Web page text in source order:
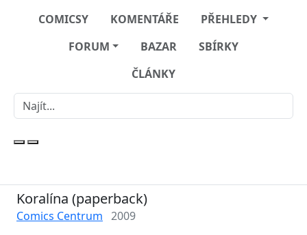
COMICSY KOMENTÁŘE
PŘEHLEDY
FORUM
BAZAR
SBÍRKY
ČLÁNKY
Koralína (paperback)
Comics Centrum 2009